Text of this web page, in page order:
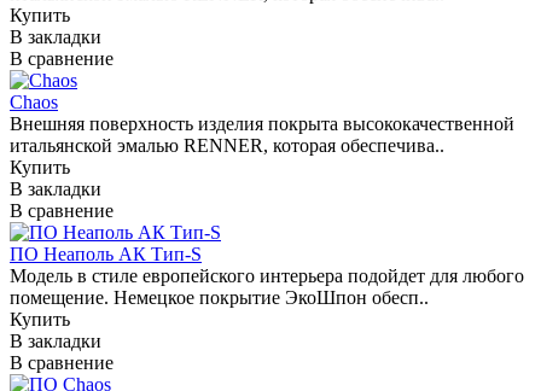
Купить
В закладки
В сравнение
Chaos
Внешняя поверхность изделия покрыта высококачественной
итальянской эмалью RENNER, которая обеспечива..
Купить
В закладки
В сравнение
ПО Неаполь АК Тип-S
Модель в стиле европейского интерьера подойдет для любого
помещение. Немецкое покрытие ЭкоШпон обесп..
Купить
В закладки
В сравнение